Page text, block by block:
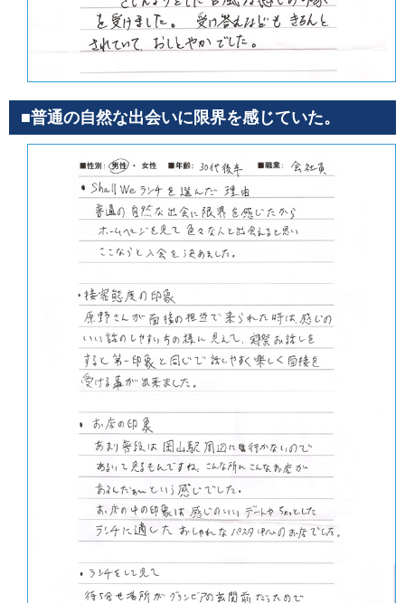
■普通の自然な出会いに限界を感じていた。